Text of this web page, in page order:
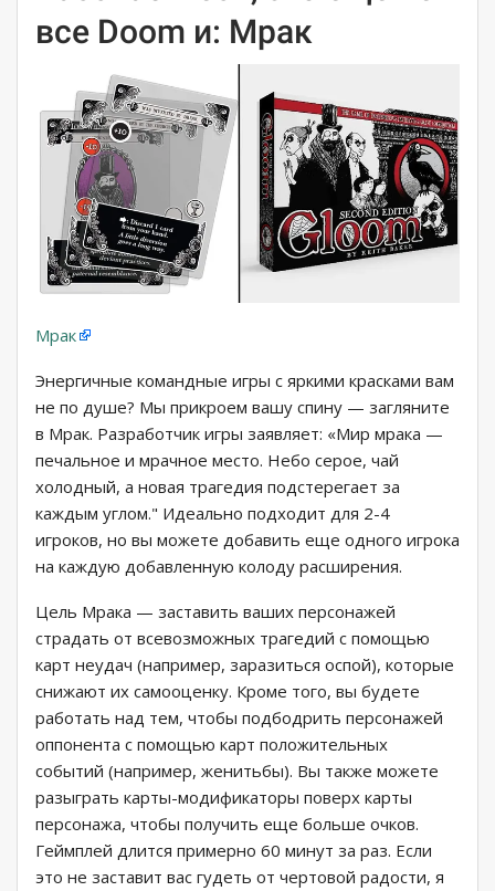
все Doom и: Мрак
Мрак
Энергичные командные игры с яркими красками вам
не по душе? Мы прикроем вашу спину — загляните
в Мрак. Разработчик игры заявляет: «Мир мрака —
печальное и мрачное место. Небо серое, чай
холодный, а новая трагедия подстерегает за
каждым углом." Идеально подходит для 2-4
игроков, но вы можете добавить еще одного игрока
на каждую добавленную колоду расширения.
Цель Мрака — заставить ваших персонажей
страдать от всевозможных трагедий с помощью
карт неудач (например, заразиться оспой), которые
снижают их самооценку. Кроме того, вы будете
работать над тем, чтобы подбодрить персонажей
оппонента с помощью карт положительных
событий (например, женитьбы). Вы также можете
разыграть карты-модификаторы поверх карты
персонажа, чтобы получить еще больше очков.
Геймплей длится примерно 60 минут за раз. Если
это не заставит вас гудеть от чертовой радости, я